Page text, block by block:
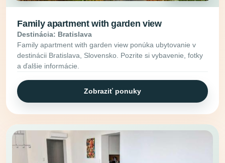
Family apartment with garden view
Destinácia: Bratislava
Family apartment with garden view ponúka ubytovanie v
destinácii Bratislava, Slovensko. Pozrite si vybavenie, fotky
a ďalšie informácie.
Zobraziť ponuky